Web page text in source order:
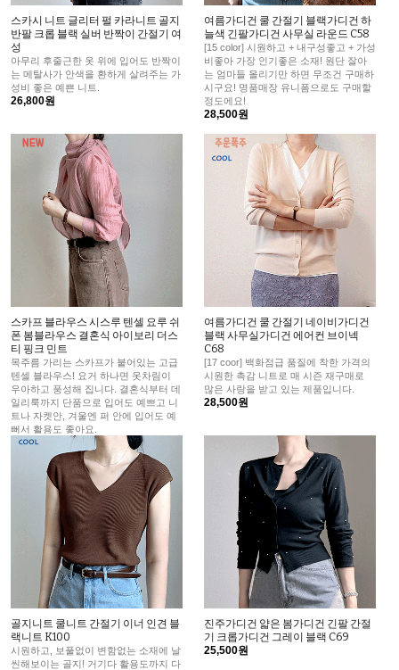
스카시 니트 글리터 펄 카라니트 골지
반팔 크롭 블랙 실버 반짝이 간절기 여
성
아무리 후줄근한 옷 위에 입어도 반짝이
는 메탈사가 안색을 환하게 살려주는 가
성비 좋은 예쁜 니트.
26,800원
여름가디건 쿨 간절기 블랙가디건 하
늘색 긴팔가디건 사무실 라운드 C58
[15 color] 시원하고 + 내구성좋고 + 가성
비좋아 가장 인기좋은 소재! 원단 잘아
는 엄마들 올리기만 하면 무조건 구매하
시구요! 명품매장 유니폼으로도 구매할
정도에요!
28,500원
스카프 블라우스 시스루 텐셀 요루 쉬
폰 봄블라우스 결혼식 아이보리 더스
티 핑크 민트
목주름 가리는 스카프가 붙어있는 고급
텐셀 블라우스! 요거 하나면 옷차림이
우아하고 풍성해 집니다. 결혼식부터 데
일리룩까지 단품으로 입어도 예쁘고 니
트나 자켓안, 겨울엔 퍼 안에 입어도 예
뻐서 활용도 좋아요.
46,500원
여름가디건 쿨 간절기 네이비가디건
블랙 사무실가디건 에어컨 브이넥
C68
[17 coor] 백화점급 품질에 착한 가격의
시원한 촉감 니트로 매 시즌 재구매로
많은 사랑을 받고 있는 제품입니다.
28,500원
골지니트 쿨니트 간절기 이너 인견 블
랙니트 K100
시원하고, 보풀없이 변함없는 소재에 날
씬해보이는 골지! 거기다 활용도까지 다
진주가디건 얇은 봄가디건 긴팔 간절
기 크롭가디건 그레이 블랙 C69
25,500원